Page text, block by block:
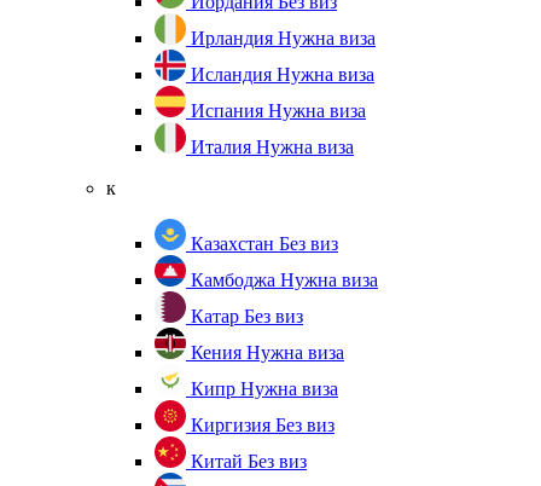
Ирландия Нужна виза
Исландия Нужна виза
Испания Нужна виза
Италия Нужна виза
к
Казахстан Без виз
Камбоджа Нужна виза
Катар Без виз
Кения Нужна виза
Кипр Нужна виза
Киргизия Без виз
Китай Без виз